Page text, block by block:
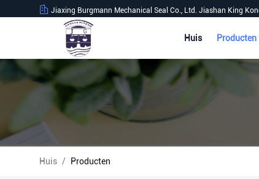
Jiaxing Burgmann Mechanical Seal Co., Ltd. Jiashan King
Huis Producten
Huis / Producten